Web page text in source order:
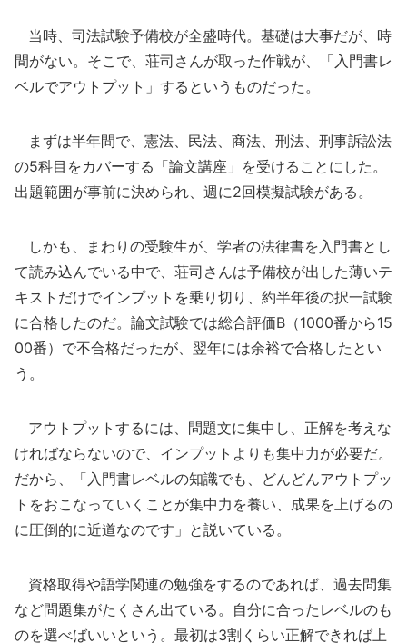
当時、司法試験予備校が全盛時代。基礎は大事だが、時
間がない。そこで、荘司さんが取った作戦が、「入門書レ
ベルでアウトプット」するというものだった。
まずは半年間で、憲法、民法、商法、刑法、刑事訴訟法
の5科目をカバーする「論文講座」を受けることにした。
出題範囲が事前に決められ、週に2回模擬試験がある。
しかも、まわりの受験生が、学者の法律書を入門書とし
て読み込んでいる中で、荘司さんは予備校が出した薄いテ
キストだけでインプットを乗り切り、約半年後の択一試験
に合格したのだ。論文試験では総合評価B（1000番から15
00番）で不合格だったが、翌年には余裕で合格したとい
う。
アウトプットするには、問題文に集中し、正解を考えな
ければならないので、インプットよりも集中力が必要だ。
だから、「入門書レベルの知識でも、どんどんアウトプッ
トをおこなっていくことが集中力を養い、成果を上げるの
に圧倒的に近道なのです」と説いている。
資格取得や語学関連の勉強をするのであれば、過去問集
など問題集がたくさん出ている。自分に合ったレベルのも
のを選べばいいという。最初は3割くらい正解できれば上